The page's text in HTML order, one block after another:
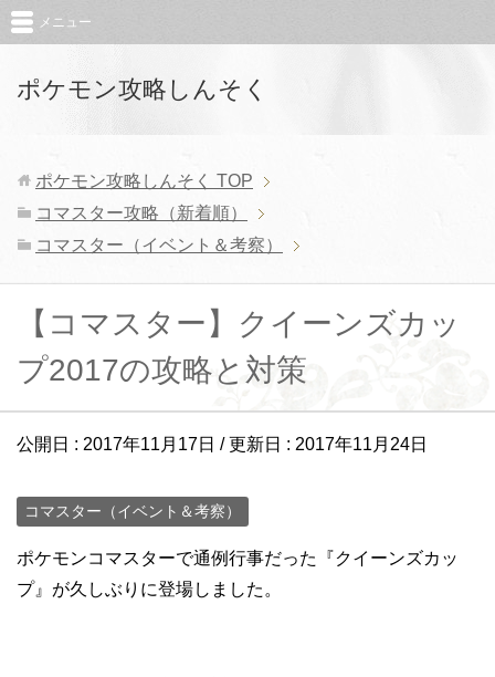
ポケモン攻略しんそく
メニュー
ポケモン攻略しんそく TOP
コマスター攻略（新着順）
コマスター（イベント＆考察）
【コマスター】クイーンズカッ
プ2017の攻略と対策
公開日 : 2017年11月17日 / 更新日 : 2017年11月24日
コマスター（イベント＆考察）
ポケモンコマスターで通例行事だった『クイーンズカッ
プ』が久しぶりに登場しました。